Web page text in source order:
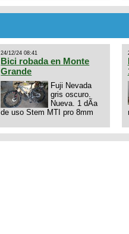
Horquilla Axon tope de gama
por drone de la marca Dji, les
interesa 3434568861 saludos
24/12/24 08:41
Bici robada en Monte
Grande
Fuji Nevada
gris oscuro.
Nueva. 1 dÃ­a
de uso Stem MTI pro 8mm